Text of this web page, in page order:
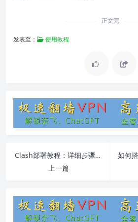
正文完
发表至： 使用教程
Clash部署教程：详细步骤和常见问题解答
上一篇